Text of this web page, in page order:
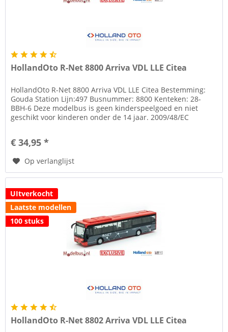
HollandOto R-Net 8800 Arriva VDL LLE Citea
HollandOto R-Net 8800 Arriva VDL LLE Citea Bestemming:
Gouda Station Lijn:497 Busnummer: 8800 Kenteken: 28-
BBH-6 Deze modelbus is geen kinderspeelgoed en niet
geschikt voor kinderen onder de 14 jaar. 2009/48/EC
€ 34,95 *
Op verlanglijst
UItverkocht
Laatste modellen
100 stuks
HollandOto R-Net 8802 Arriva VDL LLE Citea